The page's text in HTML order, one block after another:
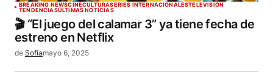
BREAKING NEWSCINECULTURASERIES INTERNACIONALESTELEVISIÓN
TENDENCIASÚLTIMAS NOTICIAS
🎬 “El juego del calamar 3” ya tiene fecha de
estreno en Netflix
de Sofíamayo 6, 2025